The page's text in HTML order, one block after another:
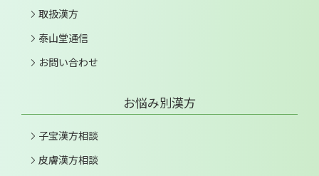
取扱漢方
泰山堂通信
お問い合わせ
お悩み別漢方
子宝漢方相談
皮膚漢方相談